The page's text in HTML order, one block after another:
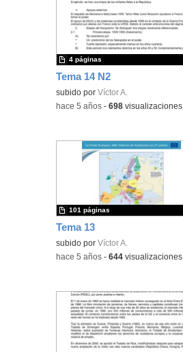
Tema 14 N2
Contenido educativo.
subido porVíctor A.
4 páginas
-hace 5 años -698 visualizaciones
Tema 13
Contenido educativo.
subido porVíctor A.
101 páginas
-hace 5 años -644 visualizaciones